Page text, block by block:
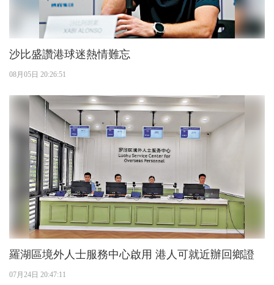
沙比盛讚港球迷熱情難忘
08月05日 20:26:51
羅湖區境外人士服務中心啟用 港人可就近辦回鄉證
07月24日 20:47:11